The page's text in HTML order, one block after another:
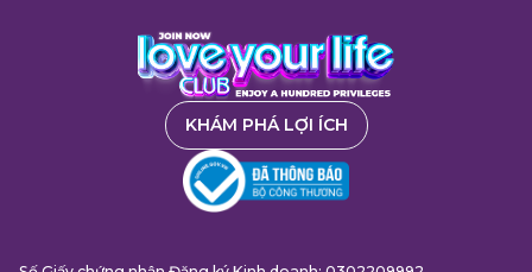
KHÁM PHÁ LỢI ÍCH